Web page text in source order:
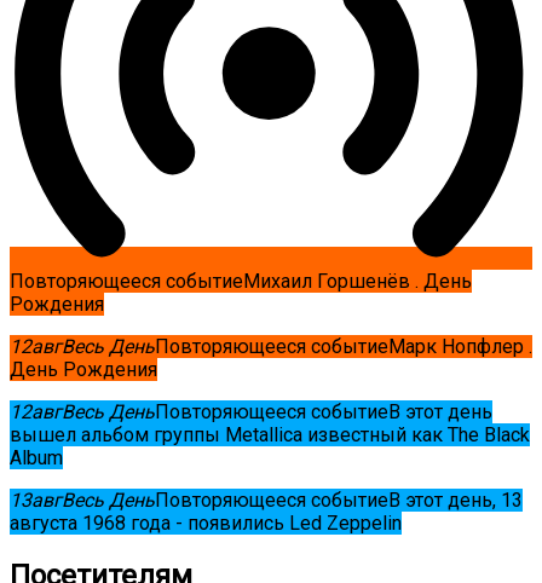
Повторяющееся событиеМихаил Горшенёв . День
Рождения
12авгВесь ДеньПовторяющееся событиеМарк Нопфлер .
День Рождения
12авгВесь ДеньПовторяющееся событиеВ этот день
вышел альбом группы Metallica известный как The Black
Album
13авгВесь ДеньПовторяющееся событиеВ этот день, 13
августа 1968 года - появились Led Zeppelin
Посетителям